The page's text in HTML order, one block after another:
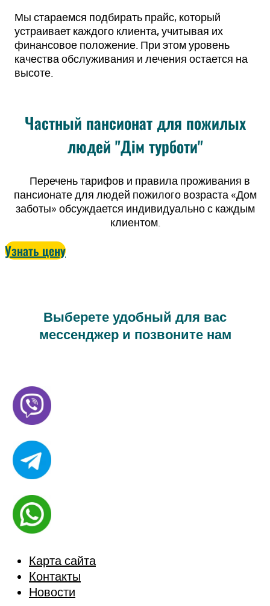
Мы стараемся подбирать прайс, который
устраивает каждого клиента, учитывая их
финансовое положение. При этом уровень
качества обслуживания и лечения остается на
высоте.
Частный пансионат для пожилых
людей "Дім турботи"
Перечень тарифов и правила проживания в
пансионате для людей пожилого возраста «Дом
заботы» обсуждается индивидуально с каждым
клиентом.
Узнать цену
Выберете удобный для вас
мессенджер и позвоните нам
Карта сайта
Контакты
Новости